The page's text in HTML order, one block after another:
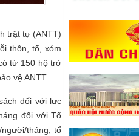
trật tự (ANTT)
thôn, tổ, xóm
từ 150 hộ trở
vệ ANTT.
đối với lực
đối với Tổ
tháng; tổ